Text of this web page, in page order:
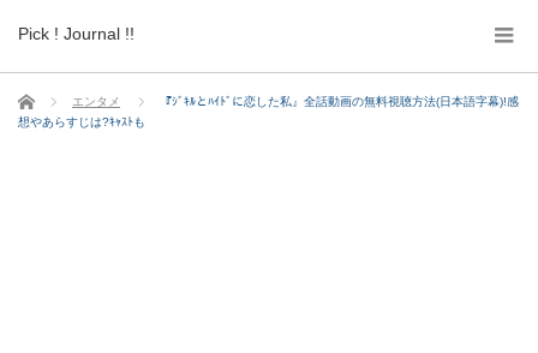
Pick ! Journal !!
ホーム エンタメ
『ｼﾞｷﾙとﾊｲﾄﾞに恋した私』全話動画の無料視聴方法(日本語字幕)!感
想やあらすじは?ｷｬｽﾄも